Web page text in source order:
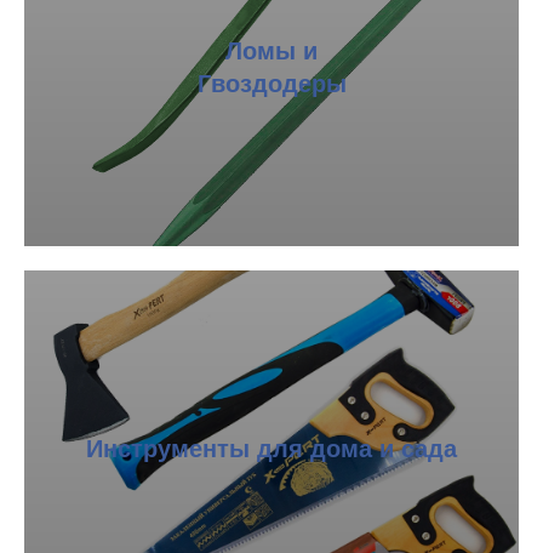
Ломы и
Гвоздодеры
Инструменты для дома и сада